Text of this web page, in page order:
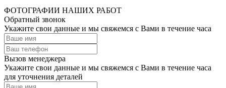
ФОТОГРАФИИ НАШИХ РАБОТ
Обратный звонок
Укажите свои данные и мы свяжемся с Вами в течение часа
Вызов менеджера
Укажите свои данные и мы свяжемся с Вами в течение часа
для уточнения деталей